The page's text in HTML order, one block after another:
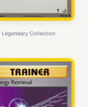
Legendary Collection